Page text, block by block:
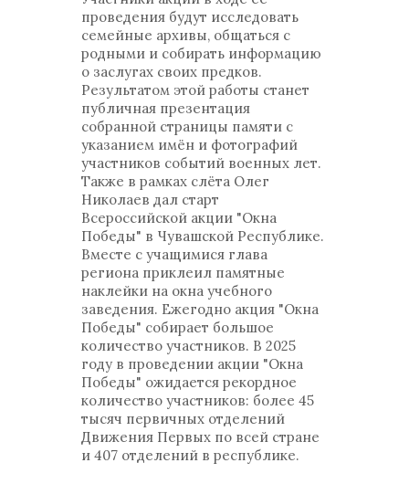
проведения будут исследовать
семейные архивы, общаться с
родными и собирать информацию
о заслугах своих предков.
Результатом этой работы станет
публичная презентация
собранной страницы памяти с
указанием имён и фотографий
участников событий военных лет.
Также в рамках слёта Олег
Николаев дал старт
Всероссийской акции "Окна
Победы" в Чувашской Республике.
Вместе с учащимися глава
региона приклеил памятные
наклейки на окна учебного
заведения. Ежегодно акция "Окна
Победы" собирает большое
количество участников. В 2025
году в проведении акции "Окна
Победы" ожидается рекордное
количество участников: более 45
тысяч первичных отделений
Движения Первых по всей стране
и 407 отделений в республике.